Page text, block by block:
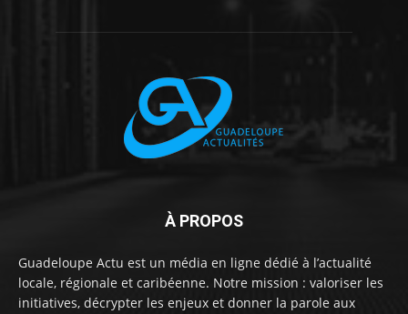
À PROPOS
Guadeloupe Actu est un média en ligne dédié à l’actualité
locale, régionale et caribéenne. Notre mission : valoriser les
initiatives, décrypter les enjeux et donner la parole aux